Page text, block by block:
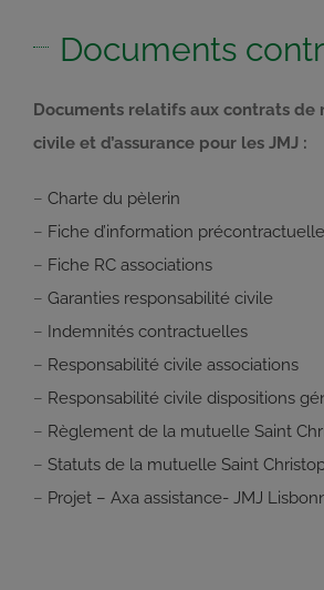
Documents
Documents relatifs aux contrats de
civile et d’assurance pour les JMJ :
– Charte du pèlerin
– Fiche d’information
– Fiche RC associations
– Garanties responsabilité civile
– Indemnités contractuelles
– Responsabilité civile associations
– Responsabilité civile dispositions
– Règlement de la mutuelle Saint
– Statuts de la mutuelle Saint
– Projet – Axa assistance- JMJ